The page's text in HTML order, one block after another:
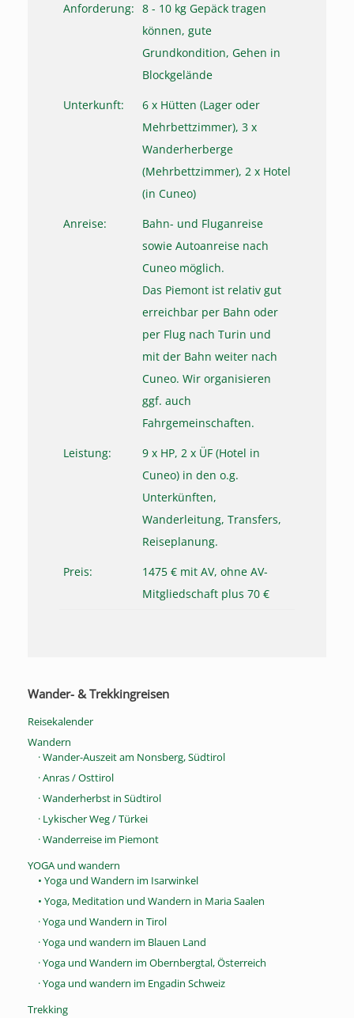
Anforderung: 8 - 10 kg Gepäck tragen
können, gute
Grundkondition, Gehen in
Blockgelände
Unterkunft:
6 x Hütten (Lager oder
Mehrbettzimmer), 3 x
Wanderherberge
(Mehrbettzimmer), 2 x Hotel
(in Cuneo)
Anreise:
Bahn- und Fluganreise
sowie Autoanreise nach
Cuneo möglich.
Das Piemont ist relativ gut
erreichbar per Bahn oder
per Flug nach Turin und
mit der Bahn weiter nach
Cuneo. Wir organisieren
ggf. auch
Fahrgemeinschaften.
Leistung:
9 x HP, 2 x ÜF (Hotel in
Cuneo) in den o.g.
Unterkünften,
Wanderleitung, Transfers,
Reiseplanung.
Preis:
1475 € mit AV, ohne AV-
Mitgliedschaft plus 70 €
Wander- & Trekkingreisen
Reisekalender
Wandern
· Wander-Auszeit am Nonsberg, Südtirol
· Anras / Osttirol
· Wanderherbst in Südtirol
· Lykischer Weg / Türkei
· Wanderreise im Piemont
YOGA und wandern
• Yoga und Wandern im Isarwinkel
• Yoga, Meditation und Wandern in Maria Saalen
· Yoga und Wandern in Tirol
· Yoga und wandern im Blauen Land
· Yoga und Wandern im Obernbergtal, Österreich
· Yoga und wandern im Engadin Schweiz
Trekking